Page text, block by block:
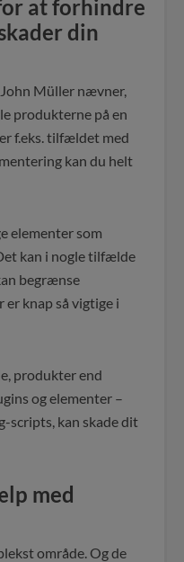
at forhindre
din
John Müller nævner,
produkterne på en
f.eks. tilfældet med
kan du helt
elementer som
kan i nogle tilfælde
begrænse
knap så vigtige i
produkter end
og elementer –
scripts, kan skade dit
med
område. Og de